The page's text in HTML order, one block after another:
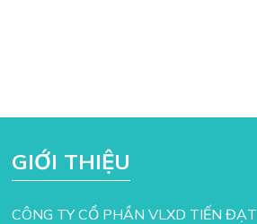
GIỚI THIỆU
CÔNG TY CỔ PHẦN VLXD TIẾN ĐẠT